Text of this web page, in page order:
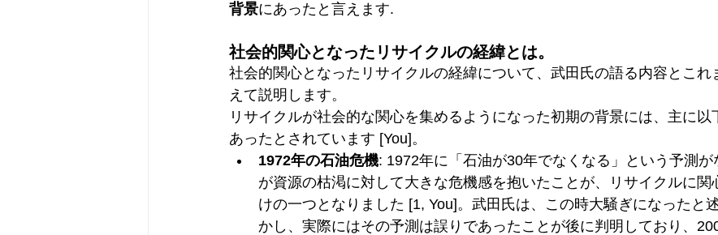
背景にあったと言えます.
社会的関心となったリサイクルの経緯とは。
社会的関心となったリサイクルの経緯について、武田氏の語る内容とこれ
えて説明します。
リサイクルが社会的な関心を集めるようになった初期の背景には、主に以
あったとされています [You]。
1972年の石油危機: 1972年に「石油が30年でなくなる」という予測
が資源の枯渇に対して大きな危機感を抱いたことが、リサイクルに関
けの一つとなりました [1, You]。武田氏は、この時大騒ぎになったと
かし、実際にはその予測は誤りであったことが後に判明しており、